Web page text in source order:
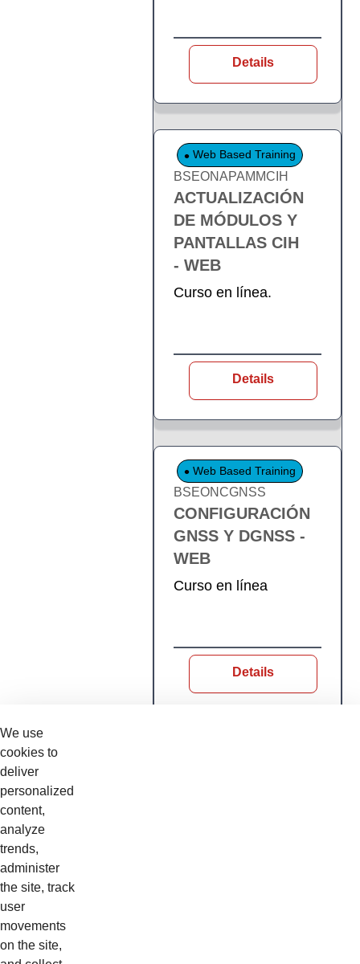
Details
Web Based Training
BSEONAPAMMCIH
ACTUALIZACIÓN
DE MÓDULOS Y
PANTALLAS CIH
- WEB
Curso en línea.
Details
Web Based Training
BSEONCGNSS
CONFIGURACIÓN
GNSS Y DGNSS -
WEB
Curso en línea
Details
We use
cookies to
deliver
personalized
content,
analyze
trends,
administer
the site, track
user
movements
on the site,